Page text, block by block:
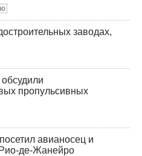
заводах,
пропульсивных
авианосец и
де-Жанейро